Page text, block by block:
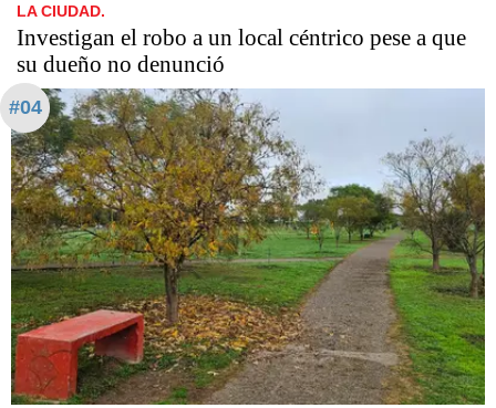
LA CIUDAD.
Investigan el robo a un local céntrico pese a que
su dueño no denunció
#04